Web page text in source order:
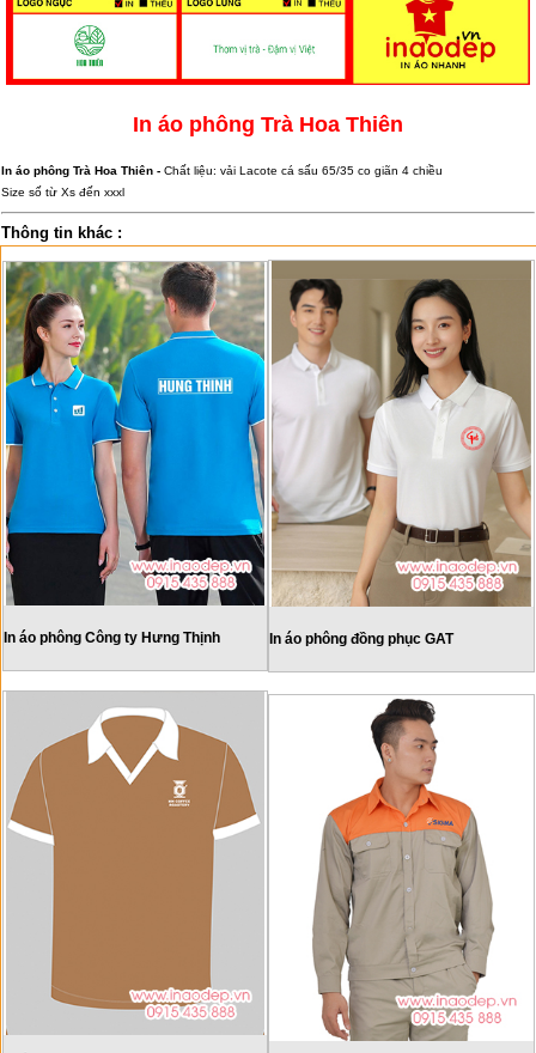
In áo phông Trà Hoa Thiên
In áo phông Trà Hoa Thiên - Chất liệu: vải Lacote cá sấu 65/35 co giãn 4 chiều
Size số từ Xs đến xxxl
Thông tin khác :
In áo phông Công ty Hưng Thịnh In áo phông đồng phục GAT